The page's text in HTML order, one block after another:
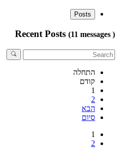
Posts
Recent Posts (11 messages )
התחלה
קודם
1
2
הבא
סיום
1
2